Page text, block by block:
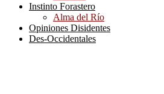
Instinto Forastero
Alma del Río
Opiniones Disidentes
Des-Occidentales